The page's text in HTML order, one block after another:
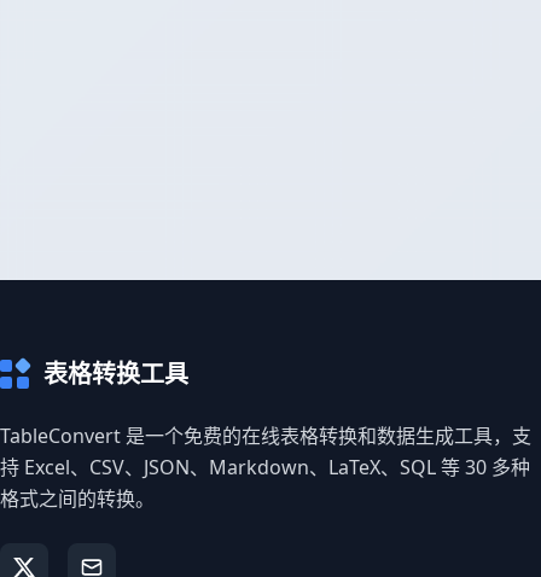
表格转换工具
TableConvert 是一个免费的在线表格转换和数据生成工具，支
持 Excel、CSV、JSON、Markdown、LaTeX、SQL 等 30 多种
格式之间的转换。